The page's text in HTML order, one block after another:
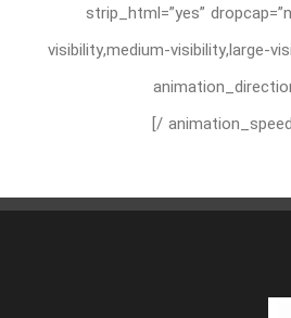
strip_html=”yes”
visibility,medium-visibility,large-